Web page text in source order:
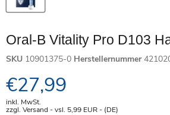
Oral-B Vitality Pro D103
SKU 10901375-0 Herstellernummer
Aktueller Preis
€27,99
inkl. MwSt.
zzgl. Versand - vsl. 5,99 EUR- (DE)